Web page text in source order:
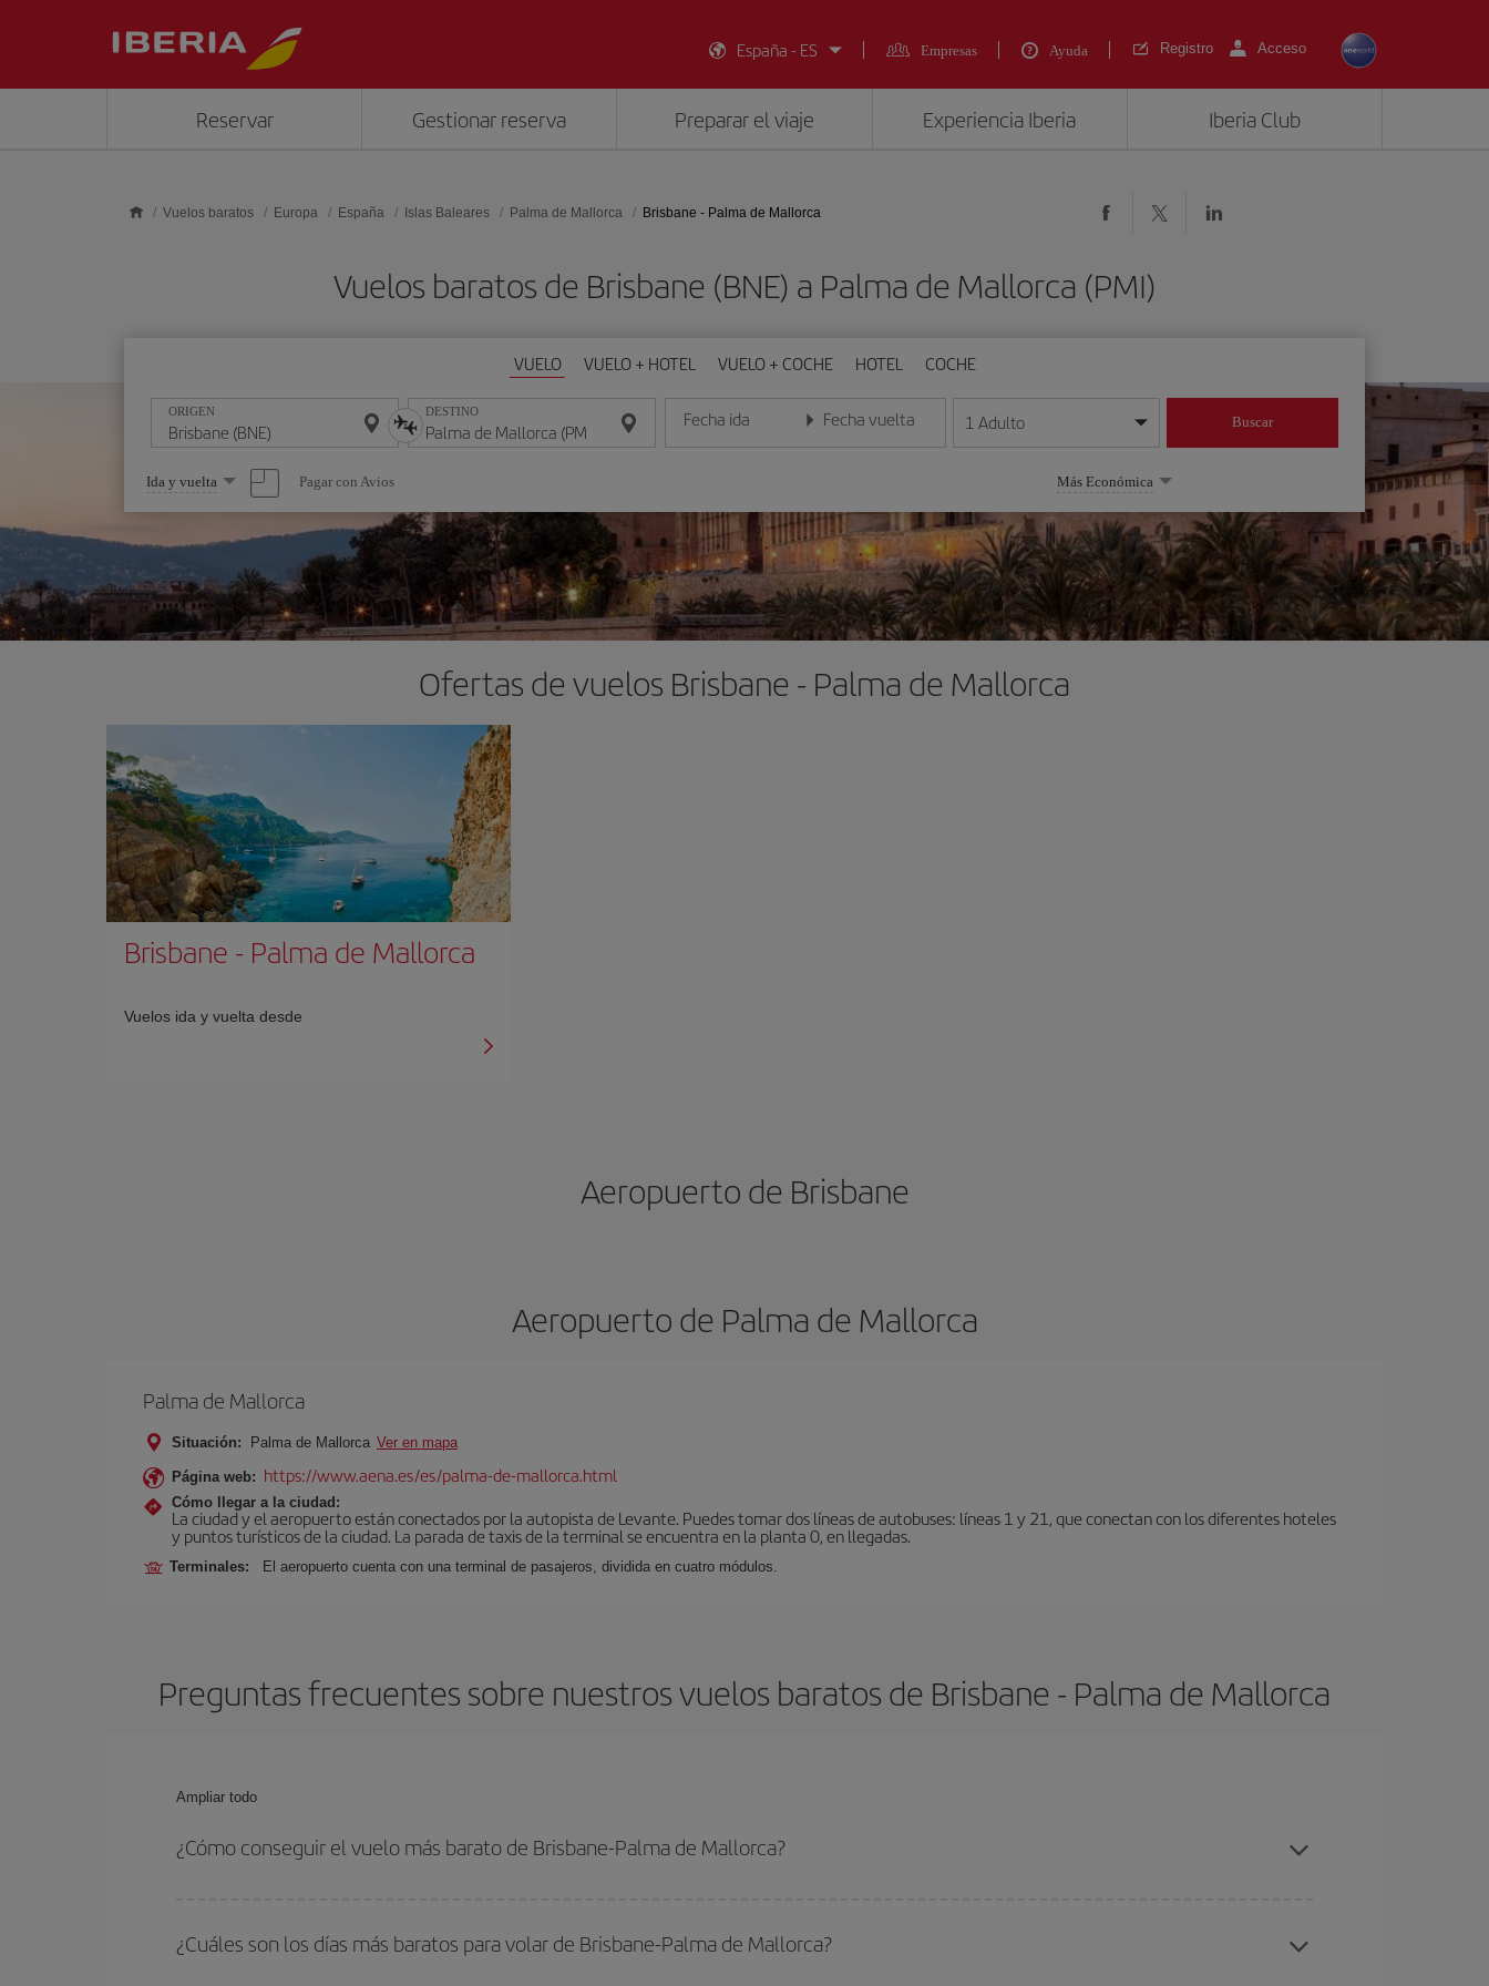
España - ES
Empresas Ayuda Registro Acceso
Reservar Gestionar reserva Preparar el viaje Experiencia Iberia Iberia Club
Vuelos baratos Europa España Islas Baleares Palma de Mallorca Brisbane - Palma de Mallorca
Vuelos baratos de Brisbane (BNE) a Palma de Mallorca (PMI)
VUELO VUELO + HOTEL VUELO + COCHE HOTEL COCHE
ORIGEN DESTINO Fecha ida
Introduce la fecha en formato día/mes/año
Fecha vuelta
Introduce la fecha en formato día/mes/año
1 Adulto Buscar
Seleccione
una
opción
Ida y vuelta Pagar con Avios Más Económica
Ofertas de vuelos Brisbane - Palma de Mallorca
Brisbane - Palma de Mallorca
Vuelos ida y vuelta desde
Aeropuerto de Brisbane
Aeropuerto de Palma de Mallorca
Palma de Mallorca
Situación: Palma de Mallorca Ver en mapa
Página web: https://www.aena.es/es/palma-de-mallorca.html
Cómo llegar a la ciudad:
La ciudad y el aeropuerto están conectados por la autopista de Levante. Puedes tomar dos líneas de autobuses: líneas 1 y 21, que conectan con los diferentes hoteles
y puntos turísticos de la ciudad. La parada de taxis de la terminal se encuentra en la planta 0, en llegadas.
Terminales: El aeropuerto cuenta con una terminal de pasajeros, dividida en cuatro módulos.
Preguntas frecuentes sobre nuestros vuelos baratos de Brisbane - Palma de Mallorca
Ampliar todo
¿Cómo conseguir el vuelo más barato de Brisbane-Palma de Mallorca?
flexible con las fechas y horarios de ida y vuelta.
¿Cuáles son los días más baratos para volar de Brisbane-Palma de Mallorca?